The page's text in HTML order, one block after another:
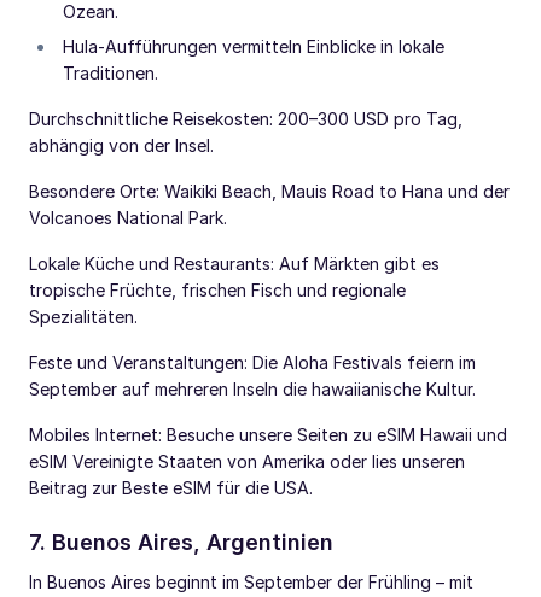
Ozean.
Hula-Aufführungen vermitteln Einblicke in lokale
Traditionen.
Durchschnittliche Reisekosten: 200–300 USD pro Tag,
abhängig von der Insel.
Besondere Orte: Waikiki Beach, Mauis Road to Hana und der
Volcanoes National Park.
Lokale Küche und Restaurants: Auf Märkten gibt es
tropische Früchte, frischen Fisch und regionale
Spezialitäten.
Feste und Veranstaltungen: Die Aloha Festivals feiern im
September auf mehreren Inseln die hawaiianische Kultur.
Mobiles Internet: Besuche unsere Seiten zu eSIM Hawaii und
eSIM Vereinigte Staaten von Amerika oder lies unseren
Beitrag zur Beste eSIM für die USA.
7. Buenos Aires, Argentinien
In Buenos Aires beginnt im September der Frühling – mit